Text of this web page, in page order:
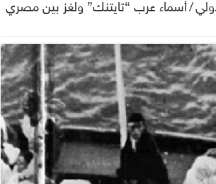
/أسماء عرب “تايتنك” ولغز بين مصري